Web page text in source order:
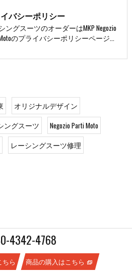
バシーポリシー
ングスーツのオーダーはMKP Negozio
のプライバシーポリシーページ…
オリジナルデザイン
ングスーツ
Negozio Parti Moto
レーシングスーツ修理
4342-4768
ちら 商品の購入はこちら